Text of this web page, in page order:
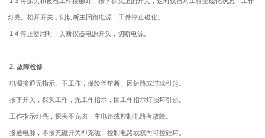
灯亮。松开开关，则切断主回路电源，工件停止磁化。
1.4 停止使用时，关断仪器电源开头，切断电源。
2. 故障检修
电源接通无指示、不工作，保险丝熔断、因短路或过载引起。
按下开关，探头工作，无工作指示，因工作指示灯损坏引起。
工作指示灯亮，探头不充磁，主电路或控制电路有故障。
接通电源，不按充磁开关即充磁，控制电路或双向可控硅坏。